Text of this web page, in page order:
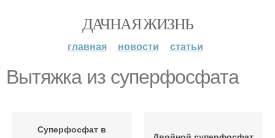
ДАЧНАЯ ЖИЗНЬ
главная новости статьи
Вытяжка из суперфосфата
Суперфосфат в